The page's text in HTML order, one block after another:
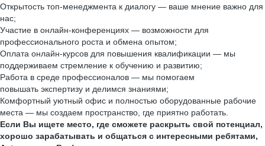
Открытость топ-менеджмента к диалогу — ваше мнение важно для
нас;
Участие в онлайн-конференциях — возможности для
профессионального роста и обмена опытом;
Оплата онлайн-курсов для повышения квалификации — мы
поддерживаем стремление к обучению и развитию;
Работа в среде профессионалов — мы помогаем
повышать экспертизу и делимся знаниями;
Комфортный уютный офис и полностью оборудованные рабочие
места — мы создаем пространство, где приятно работать.
Если Вы ищете место, где сможете раскрыть свой потенциал,
хорошо зарабатывать и общаться с интересными ребятами,